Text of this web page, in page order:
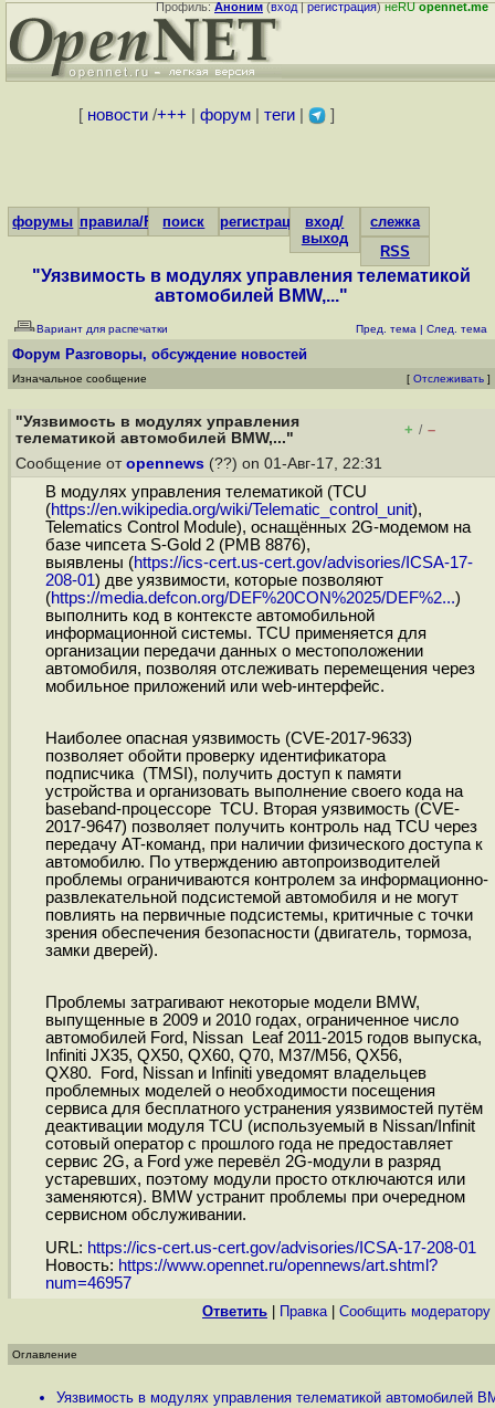
Профиль:Аноним(вход|регистрация)неRUopennet.me
[ новости/+++ форум| теги| ]
форумы правила/FAQпоиск регистрациявход/
выход
слежка
RSS
"Уязвимость в модулях управления телематикой
автомобилей BMW,..."
Вариант для распечатки Пред. тема | След. тема
Форум Разговоры, обсуждение новостей
Изначальное сообщение [ Отслеживать ]
"Уязвимость в модулях управления
телематикой автомобилей BMW,..."
+ / –
Сообщение от opennews (??) on 01-Авг-17, 22:31
В модулях управления телематикой (TCU
(https://en.wikipedia.org/wiki/Telematic_control_unit),
Telematics Control Module), оснащённых 2G-модемом на
базе чипсета S-Gold 2 (PMB 8876),
выявлены (https://ics-cert.us-cert.gov/advisories/ICSA-17-
208-01) две уязвимости, которые позволяют
(https://media.defcon.org/DEF%20CON%2025/DEF%2...)
выполнить код в контексте автомобильной
информационной системы. TCU применяется для
организации передачи данных о местоположении
автомобиля, позволяя отслеживать перемещения через
мобильное приложений или web-интерфейс.
Наиболее опасная уязвимость (CVE-2017-9633)
позволяет обойти проверку идентификатора
подписчика (TMSI), получить доступ к памяти
устройства и организовать выполнение своего кода на
baseband-процессоре TCU. Вторая уязвимость (CVE-
2017-9647) позволяет получить контроль над TCU через
передачу AT-команд, при наличии физического доступа к
автомобилю. По утверждению автопроизводителей
проблемы ограничиваются контролем за информационно-
развлекательной подсистемой автомобиля и не могут
повлиять на первичные подсистемы, критичные с точки
зрения обеспечения безопасности (двигатель, тормоза,
замки дверей).
Проблемы затрагивают некоторые модели BMW,
выпущенные в 2009 и 2010 годах, ограниченное число
автомобилей Ford, Nissan Leaf 2011-2015 годов выпуска,
Infiniti JX35, QX50, QX60, Q70, M37/M56, QX56,
QX80. Ford, Nissan и Infiniti уведомят владельцев
проблемных моделей о необходимости посещения
сервиса для бесплатного устранения уязвимостей путём
деактивации модуля TCU (используемый в Nissan/Infinit
сотовый оператор с прошлого года не предоставляет
сервис 2G, а Ford уже перевёл 2G-модули в разряд
устаревших, поэтому модули просто отключаются или
заменяются). BMW устранит проблемы при очередном
сервисном обслуживании.
URL: https://ics-cert.us-cert.gov/advisories/ICSA-17-208-01
Новость: https://www.opennet.ru/opennews/art.shtml?
num=46957
Ответить Правка| Cообщить модератору
Оглавление
Уязвимость в модулях управления телематикой автомобилей